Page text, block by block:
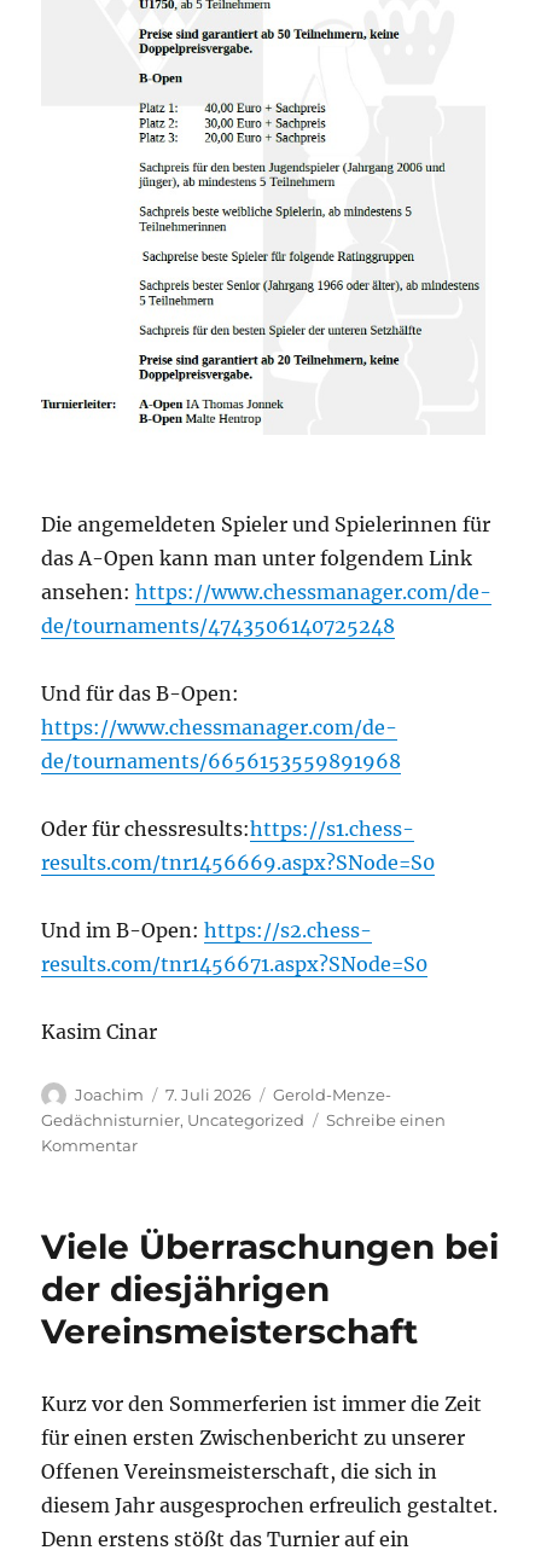
Die angemeldeten Spieler und Spielerinnen für
das A-Open kann man unter folgendem Link
ansehen:https://www.chessmanager.com/de-
de/tournaments/4743506140725248
Und für das B-Open:
https://www.chessmanager.com/de-
de/tournaments/6656153559891968
Oder für chessresults:https://s1.chess-
results.com/tnr1456669.aspx?SNode=S0
Und im B-Open:https://s2.chess-
results.com/tnr1456671.aspx?SNode=S0
Kasim Cinar
Autor
Joachim
Veröffentlicht
am
7. Juli 2026 Kategorien
Gerold-Menze-
Gedächnisturnier, Uncategorized
Schreibe einen
Kommentarzu
Menze-
Rapid-
Turnier
Viele Überraschungen bei
der diesjährigen
Vereinsmeisterschaft
Kurz vor den Sommerferien ist immer die Zeit
für einen ersten Zwischenbericht zu unserer
Offenen Vereinsmeisterschaft, die sich in
diesem Jahr ausgesprochen erfreulich gestaltet.
Denn erstens stößt das Turnier auf ein